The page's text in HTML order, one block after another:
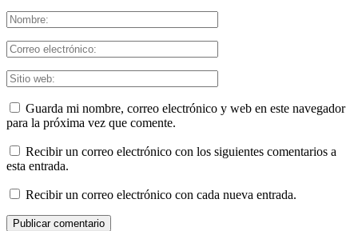
Guarda mi nombre, correo electrónico y web en este navegador
para la próxima vez que comente.
Recibir un correo electrónico con los siguientes comentarios a
esta entrada.
Recibir un correo electrónico con cada nueva entrada.